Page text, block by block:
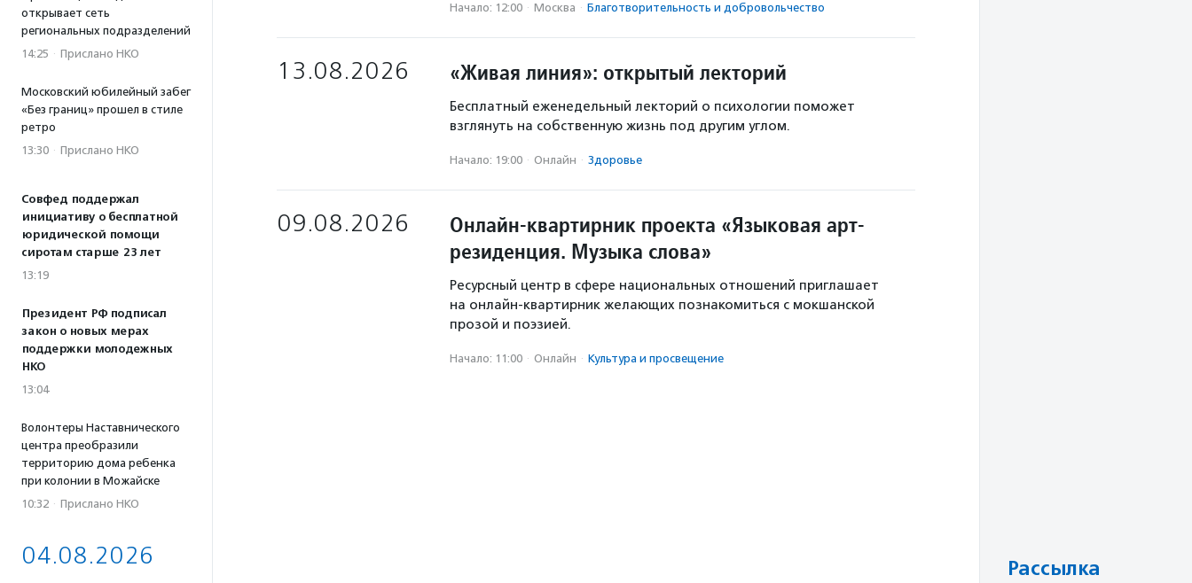
открывает сеть
региональных подразделений
14:25 · Прислано НКО
Московский юбилейный забег
«Без границ» прошел в стиле
ретро
13:30 · Прислано НКО
Совфед поддержал
инициативу о бесплатной
юридической помощи
сиротам старше 23 лет
13:19
Президент РФ подписал
закон о новых мерах
поддержки молодежных
НКО
13:04
Волонтеры Наставнического
центра преобразили
территорию дома ребенка
при колонии в Можайске
10:32 · Прислано НКО
04.08.2026
Начало: 12:00 · Москва · Благотвори­тель­ность и доброволь­чест­во
13.08.2026 «Живая линия»: открытый лекторий
Бесплатный еженедельный лекторий о психологии поможет
взглянуть на собственную жизнь под другим углом.
Начало: 19:00 · Онлайн · Здоровье
09.08.2026
Онлайн-квартирник проекта «Языковая арт-
резиденция. Музыка слова»
Ресурсный центр в сфере национальных отношений приглашает
на онлайн-квартирник желающих познакомиться с мокшанской
прозой и поэзией.
Начало: 11:00 · Онлайн · Культура и просвещение
Рассылка